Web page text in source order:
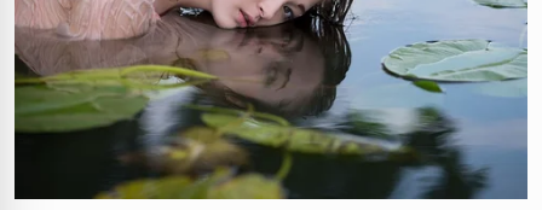
desse crime hediondo que destruiu uma família. Agora,
o tio responderá por homicídio qualificado e está à
disposição do Poder Judiciário.
O caso serve como um alerta brutal sobre as
consequências de relacionamentos tóxicos e segredos